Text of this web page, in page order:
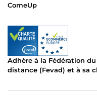
ComeUp
Adhère à la Fédération
distance (Fevad) et à sa